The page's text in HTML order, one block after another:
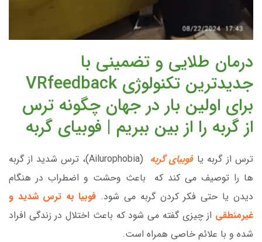
درمان طلایی و تضمینی با
جدیدترین تکنولوژی VRfeedback
برای اولین بار در جهان چگونه ترس
از گربه را از بین ببریم | فوبیای گربه
ترس از گربه یافوبیای گربه
(Ailurophobia)، ترس شدید از گربه
ها را توصیف می کند که باعث وحشت و اضطراب در هنگام
دیدن یا حتی فکر کردن گربه می شود. فوبیا به ترس شدید و
غیرمنطقی از چیزی گفته می شود که باعث اختلال در زندگی افراد
شده و با علائم خاصی همراه است.